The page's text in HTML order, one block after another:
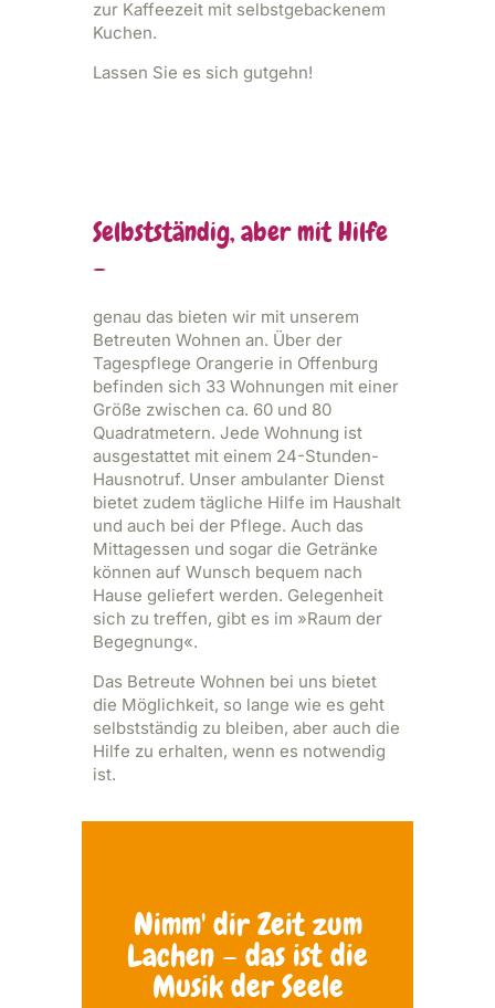
zur Kaffeezeit mit selbstgebackenem
Kuchen.
Lassen Sie es sich gutgehn!
Selbstständig, aber mit Hilfe
–
genau das bieten wir mit unserem
Betreuten Wohnen an. Über der
Tagespflege Orangerie in Offenburg
befinden sich 33 Wohnungen mit einer
Größe zwischen ca. 60 und 80
Quadratmetern. Jede Wohnung ist
ausgestattet mit einem 24-Stunden-
Hausnotruf. Unser ambulanter Dienst
bietet zudem tägliche Hilfe im Haushalt
und auch bei der Pflege. Auch das
Mittagessen und sogar die Getränke
können auf Wunsch bequem nach
Hause geliefert werden. Gelegenheit
sich zu treffen, gibt es im »Raum der
Begegnung«.
Das Betreute Wohnen bei uns bietet
die Möglichkeit, so lange wie es geht
selbstständig zu bleiben, aber auch die
Hilfe zu erhalten, wenn es notwendig
ist.
Nimm' dir Zeit zum
Lachen – das ist die
Musik der Seele